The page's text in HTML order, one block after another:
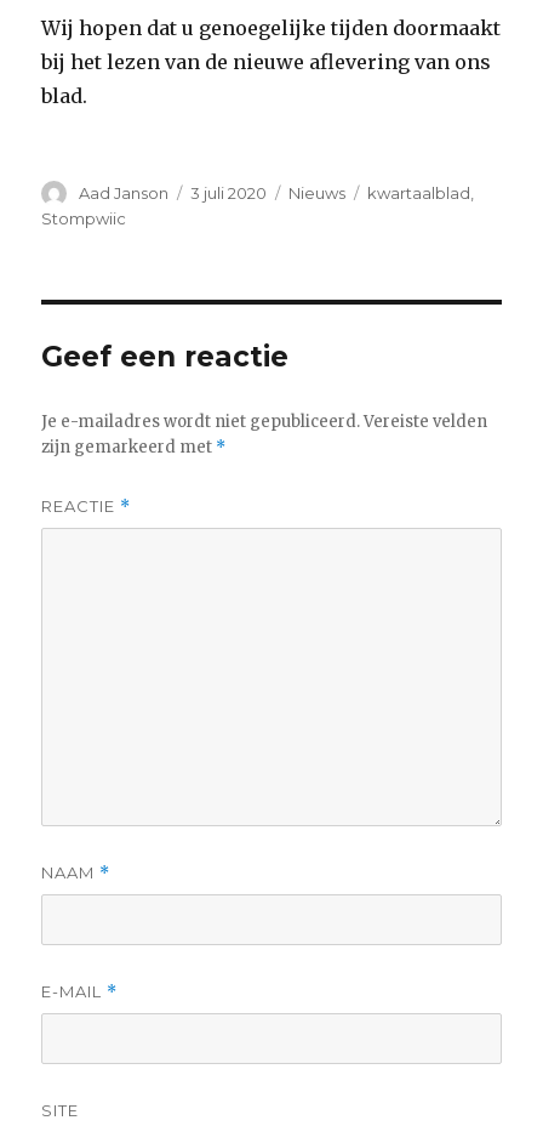
Wij hopen dat u genoegelijke tijden doormaakt
bij het lezen van de nieuwe aflevering van ons
blad.
Auteur
Aad Janson
Geplaatst
3 juli 2020 Categorieën
Nieuws Tags
kwartaalblad
Stompwiic
Geef een reactie
Je e-mailadres wordt niet gepubliceerd. Vereiste velden
zijn gemarkeerd met *
REACTIE *
NAAM *
E-MAIL *
SITE